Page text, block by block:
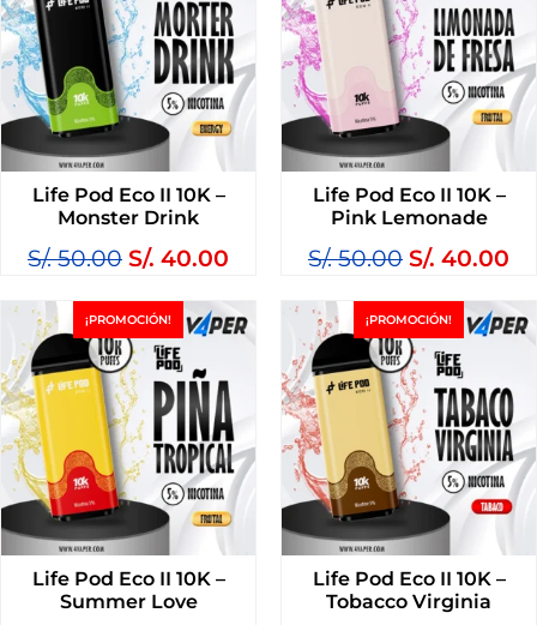
Life Pod Eco II 10K –
Monster Drink
S/.50.00 S/. 40.00
Life Pod Eco II 10K –
Pink Lemonade
S/.50.00 S/. 40.00
¡PROMOCIÓN!
Life Pod Eco II 10K –
Summer Love
¡PROMOCIÓN!
Life Pod Eco II 10K –
Tobacco Virginia